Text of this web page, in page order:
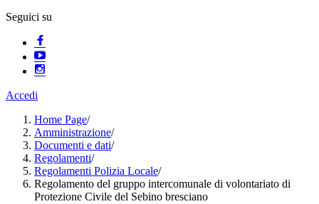
Seguici su
Accedi
Home Page/
Amministrazione/
Documenti e dati/
Regolamenti/
Regolamenti Polizia Locale/
Regolamento del gruppo intercomunale di volontariato di
Protezione Civile del Sebino bresciano